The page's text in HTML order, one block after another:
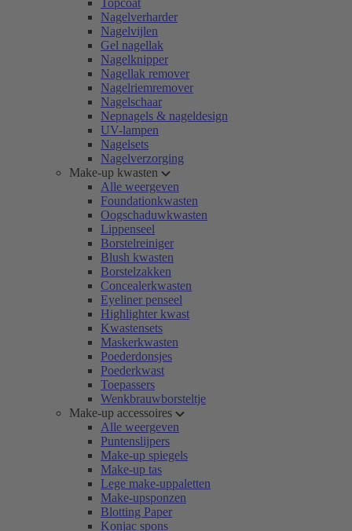
Topcoat
Nagelverharder
Nagelvijlen
Gel nagellak
Nagelknipper
Nagellak remover
Nagelriemremover
Nagelschaar
Nepnagels & nageldesign
UV-lampen
Nagelsets
Nagelverzorging
Make-up kwasten
Alle weergeven
Foundationkwasten
Oogschaduwkwasten
Lippenseel
Borstelreiniger
Blush kwasten
Borstelzakken
Concealerkwasten
Eyeliner penseel
Highlighter kwast
Kwastensets
Maskerkwasten
Poederdonsjes
Poederkwast
Toepassers
Wenkbrauwborsteltje
Make-up accessoires
Alle weergeven
Puntenslijpers
Make-up spiegels
Make-up tas
Lege make-uppaletten
Make-upsponzen
Blotting Paper
Konjac spons